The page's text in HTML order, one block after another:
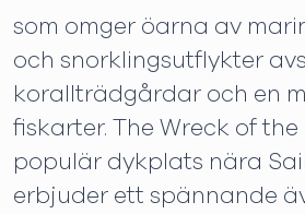
som omger öarna av
och snorklingsutflykter
korallträdgårdar och en
fiskarter. The Wreck of the
populär dykplats nära
erbjuder ett spännande